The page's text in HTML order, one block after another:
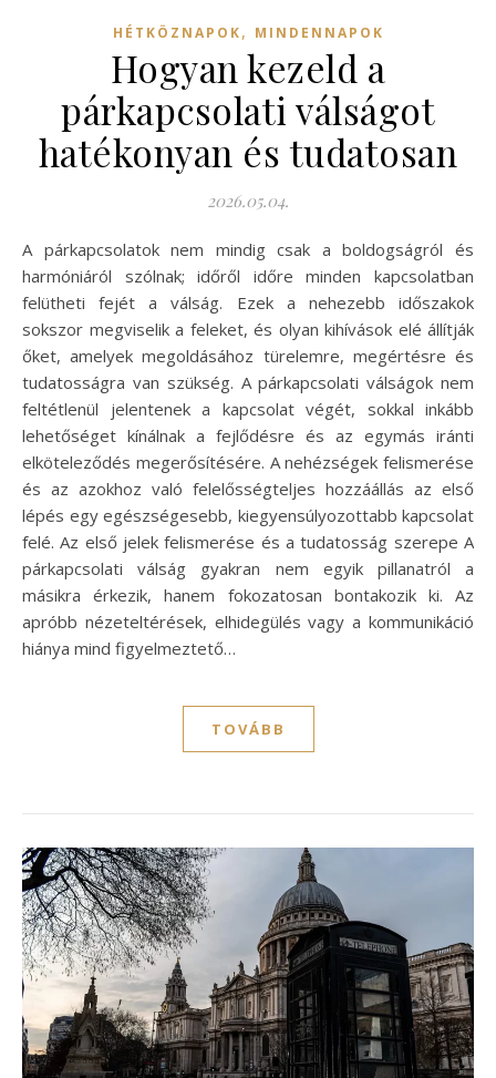
HÉTKÖZNAPOK, MINDENNAPOK
Hogyan kezeld a
párkapcsolati válságot
hatékonyan és tudatosan
2026.05.04.
A párkapcsolatok nem mindig csak a boldogságról és
harmóniáról szólnak; időről időre minden kapcsolatban
felütheti fejét a válság. Ezek a nehezebb időszakok
sokszor megviselik a feleket, és olyan kihívások elé állítják
őket, amelyek megoldásához türelemre, megértésre és
tudatosságra van szükség. A párkapcsolati válságok nem
feltétlenül jelentenek a kapcsolat végét, sokkal inkább
lehetőséget kínálnak a fejlődésre és az egymás iránti
elköteleződés megerősítésére. A nehézségek felismerése
és az azokhoz való felelősségteljes hozzáállás az első
lépés egy egészségesebb, kiegyensúlyozottabb kapcsolat
felé. Az első jelek felismerése és a tudatosság szerepe A
párkapcsolati válság gyakran nem egyik pillanatról a
másikra érkezik, hanem fokozatosan bontakozik ki. Az
apróbb nézeteltérések, elhidegülés vagy a kommunikáció
hiánya mind figyelmeztető…
TOVÁBB